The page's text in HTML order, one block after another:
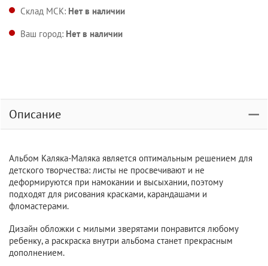
Склад МСК: Нет в наличии
Ваш город: Нет в наличии
Описание
Альбом Каляка-Маляка является оптимальным решением для
детского творчества: листы не просвечивают и не
деформируются при намокании и высыхании, поэтому
подходят для рисования красками, карандашами и
фломастерами.
Дизайн обложки с милыми зверятами понравится любому
ребенку, а раскраска внутри альбома станет прекрасным
дополнением.